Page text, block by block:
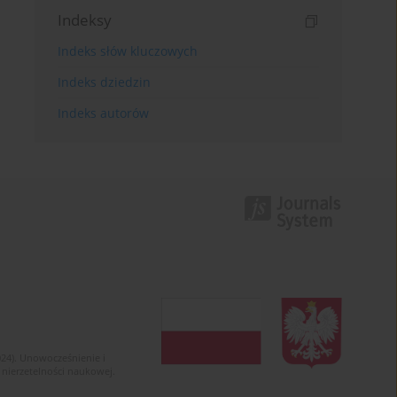
Indeksy
Indeks słów kluczowych
Indeks dziedzin
Indeks autorów